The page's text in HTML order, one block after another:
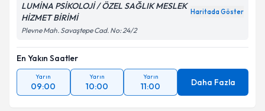
LUMİNA PSİKOLOJİ / ÖZEL SAĞLIK MESLEK
HİZMET BİRİMİ
Haritada Göster
Plevne Mah. Savaştepe Cad. No: 24/2
En Yakın Saatler
Yarın
09:00
Yarın
10:00
Yarın
11:00 Daha Fazla